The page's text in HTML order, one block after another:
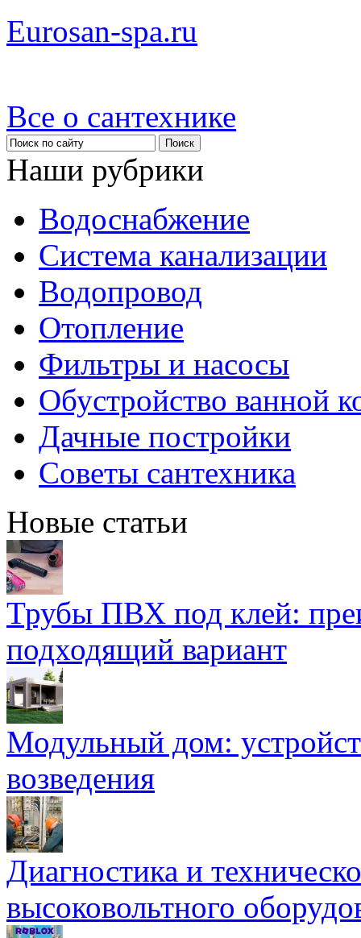
Eurosan-spa.ru
Все о сантехнике
Наши рубрики
Водоснабжение
Система канализации
Водопровод
Отопление
Фильтры и насосы
Обустройство ванной
Дачные постройки
Советы сантехника
Новые статьи
Трубы ПВХ под клей:
подходящий вариант
Модульный дом:
возведения
Диагностика и
высоковольтного